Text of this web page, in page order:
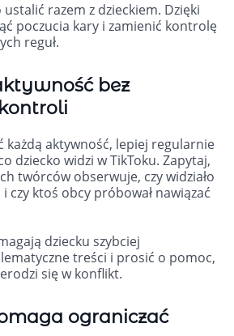
razem z dzieckiem. Dzięki
poczucia kary i zamienić kontrolę
reguł.
bez
każdą aktywność, lepiej regularnie
dziecko widzi w TikToku. Zapytaj,
twórców obserwuje, czy widziało
czy ktoś obcy próbował nawiązać
dziecku szybciej
treści i prosić o pomoc,
się w konflikt.
ograniczać